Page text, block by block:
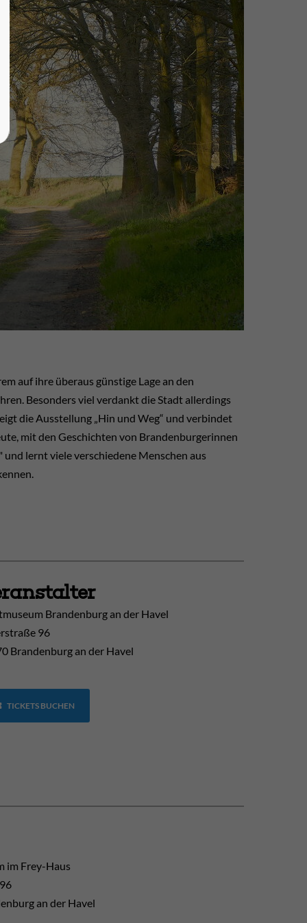
auf ihre überaus günstige Lage an den
Besonders viel verdankt die Stadt allerdings
die Ausstellung „Hin und Weg“ und verbindet
mit den Geschichten von Brandenburgerinnen
lernt viele verschiedene Menschen aus
Brandenburg an der Havel
96
Brandenburg an der Havel
TICKETS BUCHEN
im Frey-Haus
an der Havel